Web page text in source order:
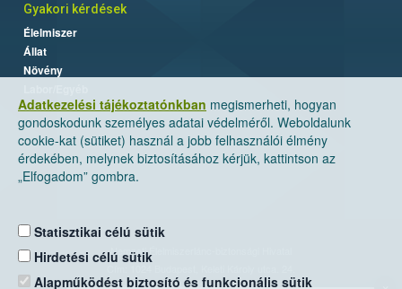
Adatkezelési tájékoztatónkban megismerheti, hogyan
gondoskodunk személyes adatai védelméről. Weboldalunk
cookie-kat (sütiket) használ a jobb felhasználói élmény
érdekében, melynek biztosításához kérjük, kattintson az
„Elfogadom” gombra.
Statisztikai célú sütik
Hirdetési célú sütik
Alapműködést biztosító és funkcionális sütik
Gyakori kérdések
Élelmiszer
Állat
Növény
Nemzeti Élelmiszerlánc-biztonsági Hivatal
Levelezési cím: 1525 Budapest. Pf. 30.